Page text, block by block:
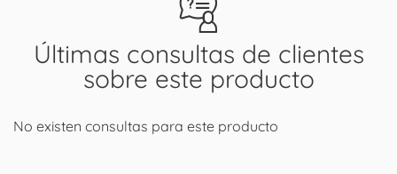
Últimas consultas de clientes
sobre este producto
No existen consultas para este producto